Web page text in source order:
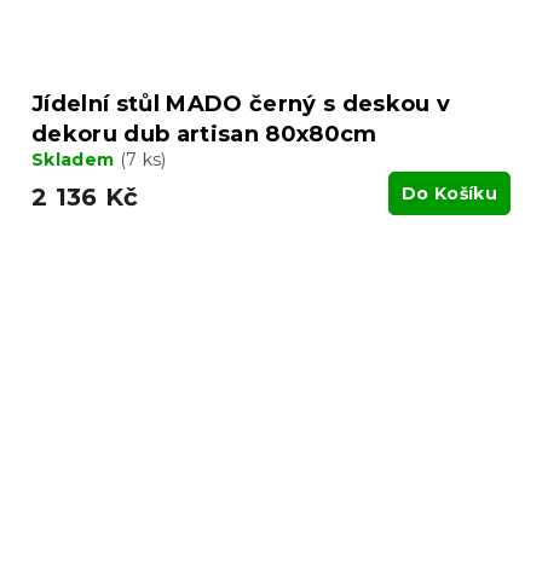
Jídelní stůl MADO černý s deskou v
dekoru dub artisan 80x80cm
Skladem (7 ks)
2 136 Kč Do Košíku